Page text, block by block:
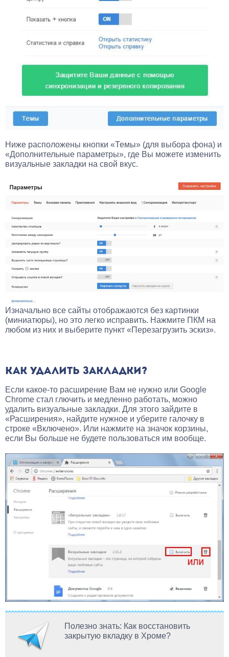
Ниже расположены кнопки «Темы» (для выбора фона) и
«Дополнительные параметры», где Вы можете изменить
визуальные закладки на свой вкус.
Изначально все сайты отображаются без картинки
(миниатюры), но это легко исправить. Нажмите ПКМ на
любом из них и выберите пункт «Перезагрузить эскиз».
КАК УДАЛИТЬ ЗАКЛАДКИ?
Если какое-то расширение Вам не нужно или Google
Chrome стал глючить и медленно работать, можно
удалить визуальные закладки. Для этого зайдите в
«Расширения», найдите нужное и уберите галочку в
строке «Включено». Или нажмите на значок корзины,
если Вы больше не будете пользоваться им вообще.
Полезно знать: Как восстановить
закрытую вкладку в Хроме?